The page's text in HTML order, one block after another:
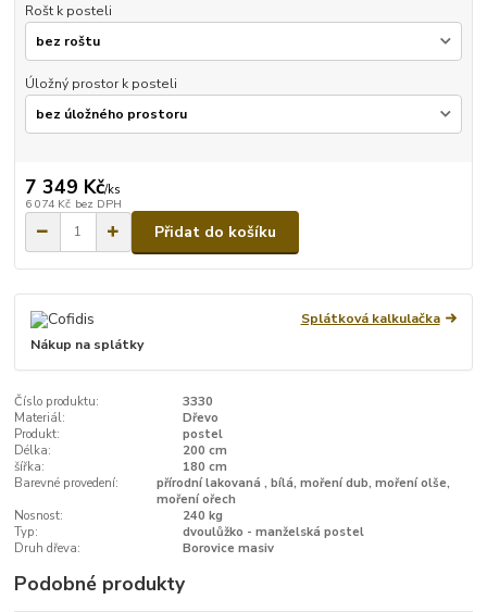
Rošt k posteli
Úložný prostor k posteli
7 349 Kč/ks
6 074 Kč bez DPH
Přidat do košíku
Splátková kalkulačka
Nákup na splátky
Číslo produktu:
3330
Materiál:
Dřevo
Produkt:
postel
Délka:
200 cm
šířka:
180 cm
Barevné provedení:
přírodní lakovaná , bílá, moření dub, moření olše,
moření ořech
Nosnost:
240 kg
Typ:
dvoulůžko - manželská postel
Druh dřeva:
Borovice masiv
Podobné produkty